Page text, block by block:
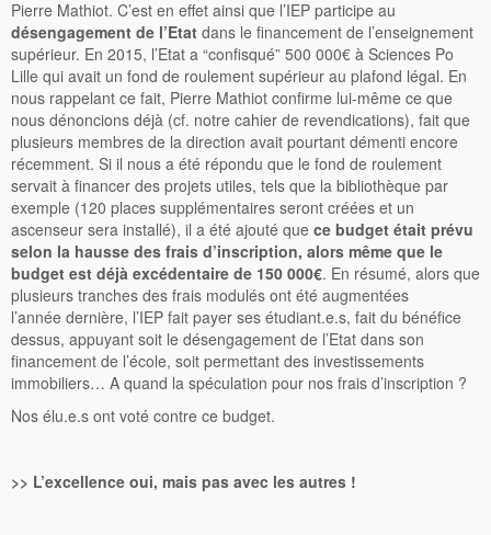
Pierre Mathiot. C’est en effet ainsi que l’IEP participe au
désengagement de l’Etat dans le financement de l’enseignement
supérieur. En 2015, l’Etat a “confisqué” 500 000€ à Sciences Po
Lille qui avait un fond de roulement supérieur au plafond légal. En
nous rappelant ce fait, Pierre Mathiot confirme lui-même ce que
nous dénoncions déjà (cf. notre cahier de revendications), fait que
plusieurs membres de la direction avait pourtant démenti encore
récemment. Si il nous a été répondu que le fond de roulement
servait à financer des projets utiles, tels que la bibliothèque par
exemple (120 places supplémentaires seront créées et un
ascenseur sera installé), il a été ajouté que ce budget était prévu
selon la hausse des frais d’inscription, alors même que le
budget est déjà excédentaire de 150 000€. En résumé, alors que
plusieurs tranches des frais modulés ont été augmentées
l’année dernière, l’IEP fait payer ses étudiant.e.s, fait du bénéfice
dessus, appuyant soit le désengagement de l’Etat dans son
financement de l’école, soit permettant des investissements
immobiliers… A quand la spéculation pour nos frais d’inscription ?
Nos élu.e.s ont voté contre ce budget.
>> L’excellence oui, mais pas avec les autres !